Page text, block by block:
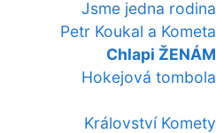
Jsme jedna rodina
Petr Koukal a Kometa
Chlapi ŽENÁM
Hokejová tombola
Království Komety